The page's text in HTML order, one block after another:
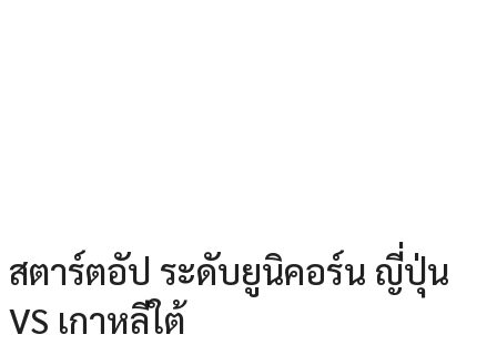
สตาร์ตอัป ระดับยูนิคอร์น ญี่ปุ่น
VS เกาหลีใต้